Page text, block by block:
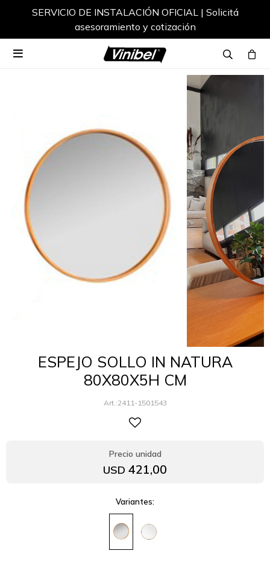
SERVICIO DE INSTALACIÓN OFICIAL | Solicitá
asesoramiento y cotización

ESPEJO SOLLO IN NATURA
80X80X5H CM
2411-1501543
USD 421,00
Variantes: